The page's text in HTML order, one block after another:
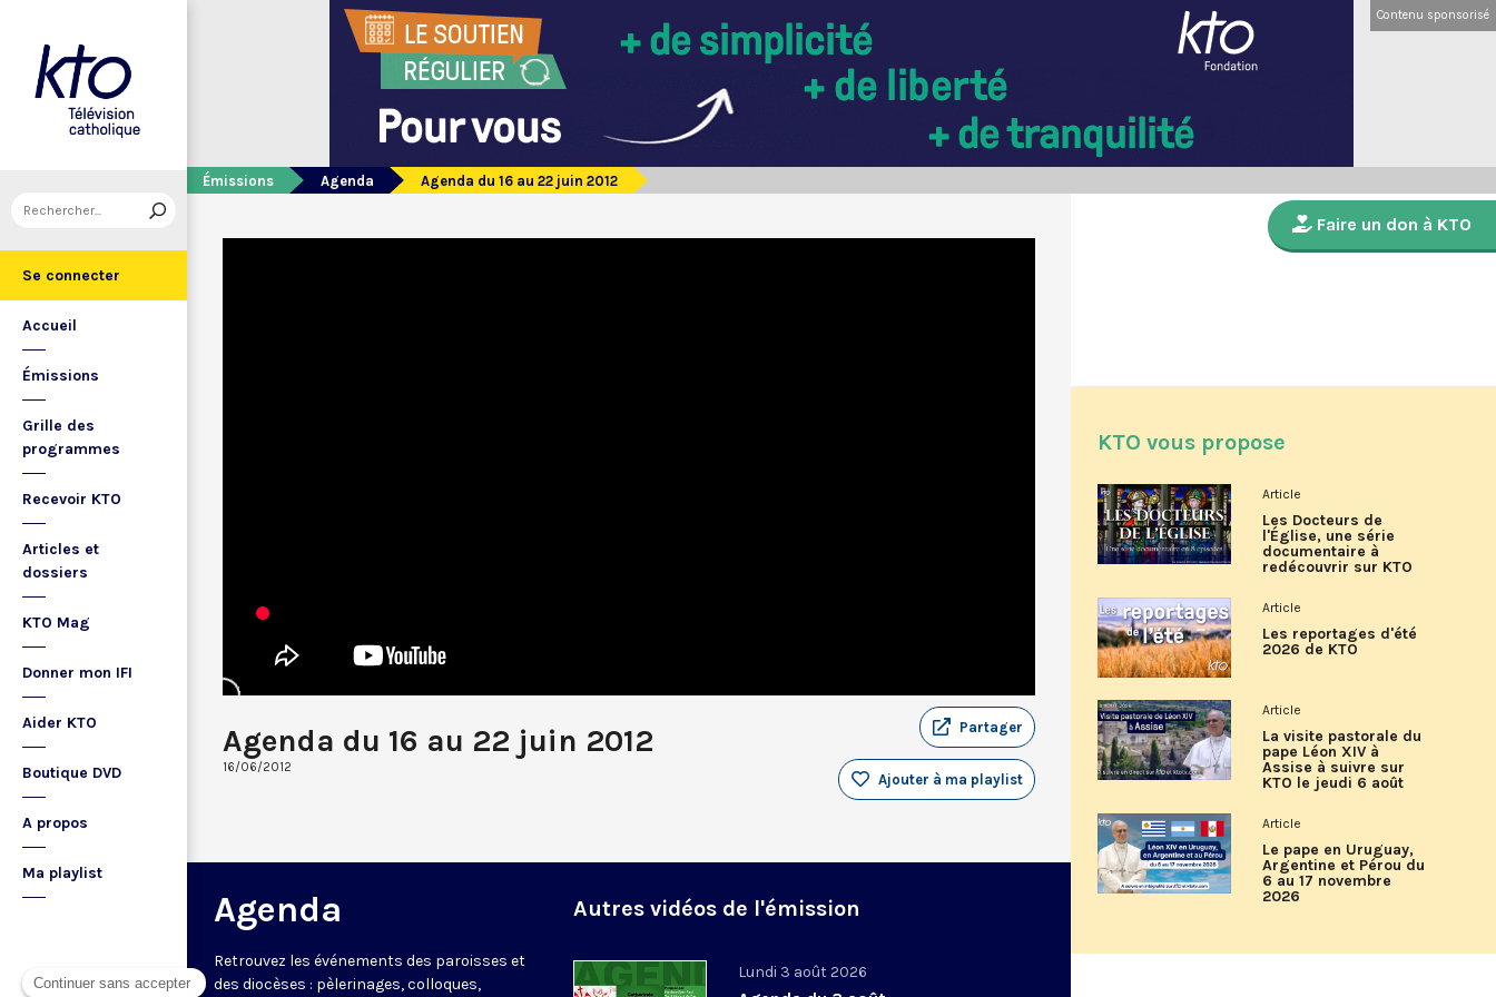
Se connecter
Accueil
Émissions
Grille des
programmes
Recevoir KTO
Articles et
dossiers
KTO Mag
Donner mon IFI
Aider KTO
Boutique DVD
A propos
Ma playlist
Contenu sponsorisé
Émissions Agenda Agenda du 16 au 22 juin 2012
Agenda du 16 au 22 juin 2012
16/06/2012
Partager
Ajouter à ma playlist
Agenda
Retrouvez les événements des paroisses et
des diocèses : pèlerinages, colloques,
Autres vidéos de l'émission
Lundi 3 août 2026
Faire un don à KTO
KTO vous propose
Article
Les Docteurs de
l'Église, une série
documentaire à
redécouvrir sur KTO
Article
Les reportages d'été
2026 de KTO
Article
La visite pastorale du
pape Léon XIV à
Assise à suivre sur
KTO le jeudi 6 août
Article
Le pape en Uruguay,
Argentine et Pérou du
6 au 17 novembre
2026